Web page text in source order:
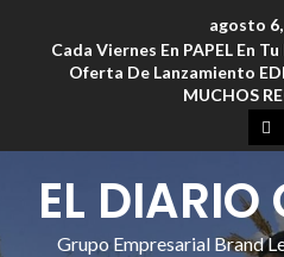
agosto
Cada Viernes En PAPEL En
Oferta De Lanzamiento
MUCHOS
EL DIARIO
Grupo Empresarial Brand